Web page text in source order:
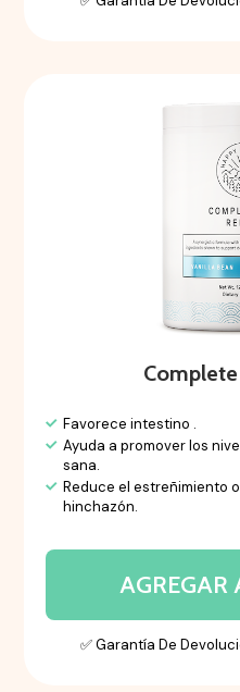
Favorece intestino .
Ayuda a promover los
sana.
Reduce el estreñimiento
hinchazón.
AGREGAR
✅ Garantía De